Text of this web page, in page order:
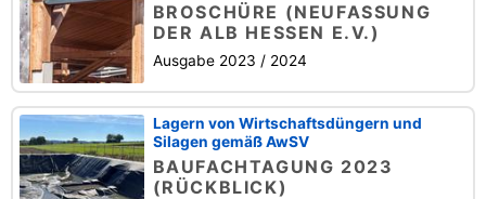
BROSCHÜRE (NEUFASSUNG
DER ALB HESSEN E.V.)
Ausgabe 2023 / 2024
Lagern von Wirtschaftsdüngern und
Silagen gemäß AwSV
BAUFACHTAGUNG 2023
(RÜCKBLICK)